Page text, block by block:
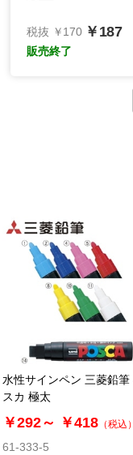
税抜 ￥170 ￥187
販売終了
※日祝除く12時まで
61-333-1-5
税抜 ￥170￥187
在庫わずか
当日出荷
※日祝除く12時まで
水性サインペン 三菱鉛筆
スカ 極太
￥292～ ￥418 （税込）
61-333-5